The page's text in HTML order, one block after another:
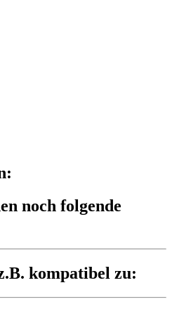
noch folgende
kompatibel zu: